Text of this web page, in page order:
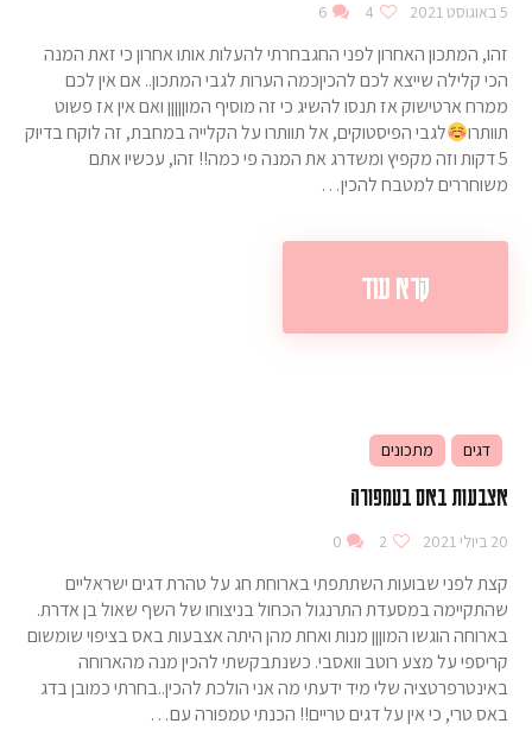
5 באוגוסט 2021 4
6
זהו, המתכון האחרון לפני החגבחרתי להעלות אותו אחרון כי זאת המנה
הכי קלילה שייצא לכם להכיןכמה הערות לגבי המתכון.. אם אין לכם
ממרח ארטישוק אז תנסו להשיג כי זה מוסיף המוןןןןן ואם אין אז פשוט
תוותרו
לגבי הפיסטוקים, אל תוותרו על הקלייה במחבת, זה לוקח בדיוק
5 דקות וזה מקפיץ ומשדרג את המנה פי כמה!! זהו, עכשיו אתם
משוחררים למטבח להכין…
קרא עוד
דגים מתכונים
אצבעות באס בטמפורה
20 ביולי 2021 2
0
קצת לפני שבועות השתתפתי בארוחת חג על טהרת דגים ישראליים
שהתקיימה במסעדת התרנגול הכחול בניצוחו של השף שאול בן אדרת.
בארוחה הוגשו המוןןן מנות ואחת מהן היתה אצבעות באס בציפוי שומשום
קריספי על מצע רוטב וואסבי. כשנתבקשתי להכין מנה מהארוחה
באינטרפרטציה שלי מיד ידעתי מה אני הולכת להכין..בחרתי כמובן בדג
באס טרי, כי אין על דגים טריים!! הכנתי טמפורה עם…